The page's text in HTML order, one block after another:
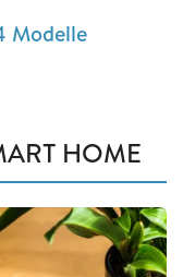
Modelle
HOME